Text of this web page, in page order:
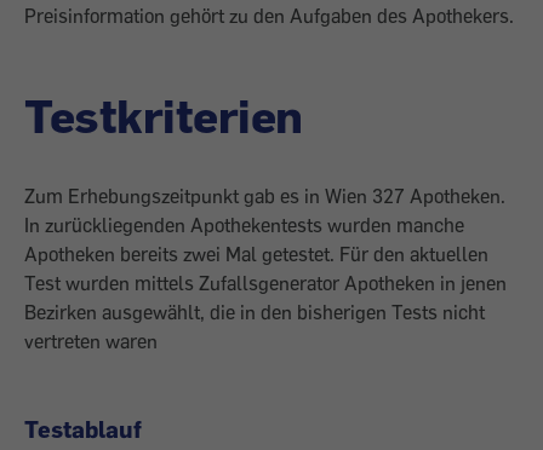
Preisinformation gehört zu den Aufgaben des Apothekers.
Testkriterien
Zum Erhebungszeitpunkt gab es in Wien 327 Apotheken.
In zurückliegenden Apothekentests wurden manche
Apotheken bereits zwei Mal getestet. Für den aktuellen
Test wurden mittels Zufallsgenerator Apotheken in jenen
Bezirken ausgewählt, die in den bisherigen Tests nicht
vertreten waren
Testablauf